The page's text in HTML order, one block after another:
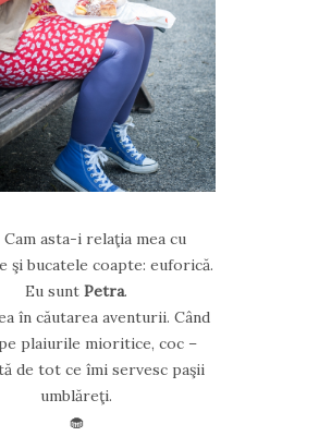
Cam asta-i relaţia mea cu
şi bucatele coapte: euforică.
Eu sunt Petra.
în căutarea aventurii. Când
plaiurile mioritice, coc –
de tot ce îmi servesc paşii
umblăreţi.
🧁